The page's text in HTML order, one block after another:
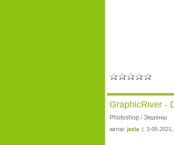
GraphicRiver -
Photoshop / Экшены
автор: jezla | 3-05-